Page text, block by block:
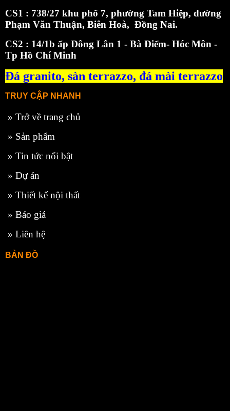
CS1 : 738/27 khu phố 7, phường Tam Hiệp, đường
Phạm Văn Thuận, Biên Hoà, Đồng Nai.
CS2 : 14/1b ấp Đông Lân 1 - Bà Điểm- Hóc Môn -
Tp Hồ Chí Minh
Đá granito, sàn terrazzo, đá mài terrazzo
TRUY CẬP NHANH
» Trở về trang chủ
» Sản phẩm
» Tin tức nổi bật
» Dự án
» Thiết kế nội thất
» Báo giá
» Liên hệ
BẢN ĐỒ